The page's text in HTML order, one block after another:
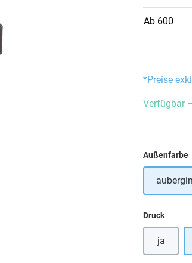
Ab 600
*Preise
Verfügbar
Außenfarbe
Druck
ja